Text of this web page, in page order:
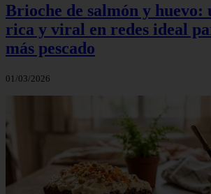
Brioche de salmón y huevo:
rica y viral en redes ideal
más pescado
01/03/2026